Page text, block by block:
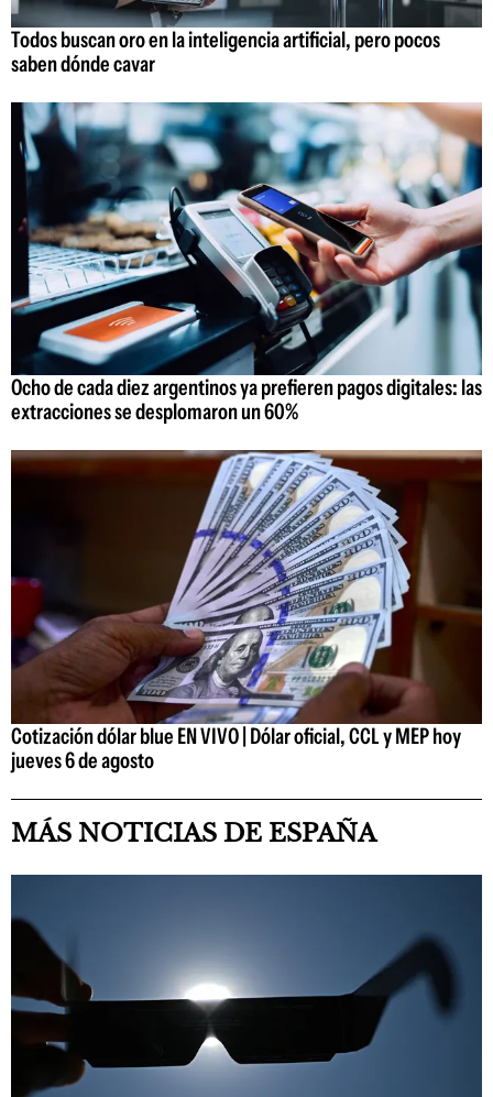
Todos buscan oro en la inteligencia artificial, pero pocos
saben dónde cavar
Ocho de cada diez argentinos ya prefieren pagos digitales: las
extracciones se desplomaron un 60%
Cotización dólar blue EN VIVO | Dólar oficial, CCL y MEP hoy
jueves 6 de agosto
MÁS NOTICIAS DE ESPAÑA